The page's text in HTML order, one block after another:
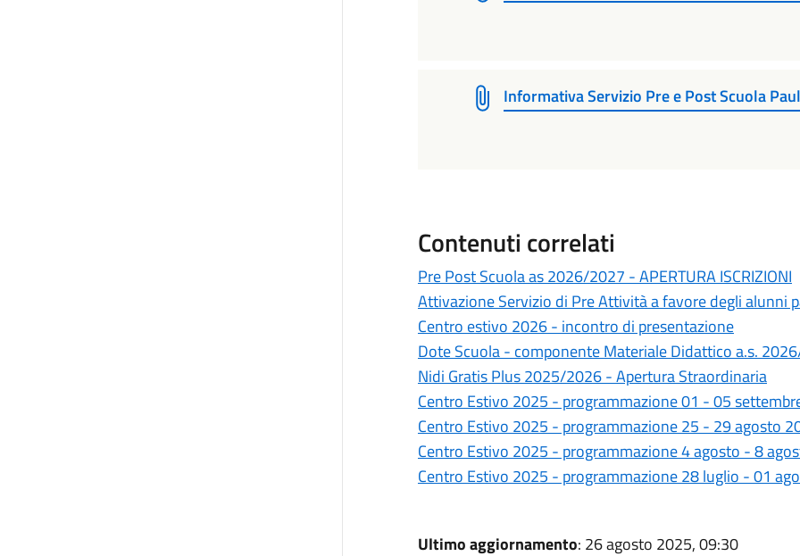
Informativa Servizio Pre e Post Scuola
Contenuti correlati
Pre Post Scuola as 2026/2027 - APERTURA ISCRIZIONI
Attivazione Servizio di Pre Attività a favore degli alunni
Centro estivo 2026 - incontro di presentazione
Dote Scuola - componente Materiale Didattico a.s.
Nidi Gratis Plus 2025/2026 - Apertura Straordinaria
Centro Estivo 2025 - programmazione 01 - 05
Centro Estivo 2025 - programmazione 25 - 29 agosto
Centro Estivo 2025 - programmazione 4 agosto - 8
Centro Estivo 2025 - programmazione 28 luglio - 01
Ultimo aggiornamento: 26 agosto 2025, 09:30